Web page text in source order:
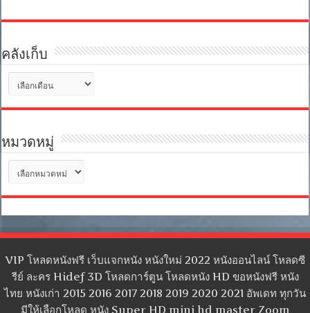
คลังเก็บ
เก็บ
หมวดหมู่
หมู่
VIP โหลดหนังฟรี เว็บแจกหนัง หนังใหม่ 2022 หนังออนไลน์ โหลดซี
รีย์ ละคร Hidef 3D โหลดการ์ตูน โหลดหนัง HD ขอหนังฟรี หนัง
ไทย หนังเก่า 2015 2016 2017 2018 2019 2020 2021 อัพเดท ทุกวัน
มีให้เลือกโหลด หนัง Super HD mini hd master Zoom